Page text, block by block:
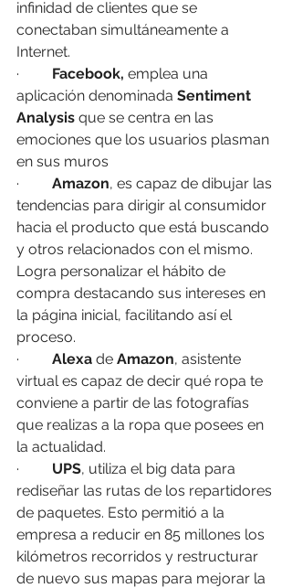
infinidad de clientes que se
conectaban simultáneamente a
Internet.
· Facebook, emplea una
aplicación denominada Sentiment
Analysis que se centra en las
emociones que los usuarios plasman
en sus muros
· Amazon, es capaz de dibujar las
tendencias para dirigir al consumidor
hacia el producto que está buscando
y otros relacionados con el mismo.
Logra personalizar el hábito de
compra destacando sus intereses en
la página inicial, facilitando así el
proceso.
· Alexa de Amazon, asistente
virtual es capaz de decir qué ropa te
conviene a partir de las fotografías
que realizas a la ropa que posees en
la actualidad.
· UPS, utiliza el big data para
rediseñar las rutas de los repartidores
de paquetes. Esto permitió a la
empresa a reducir en 85 millones los
kilómetros recorridos y restructurar
de nuevo sus mapas para mejorar la